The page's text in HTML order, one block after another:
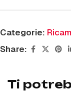
Categorie:
Share:
Ti